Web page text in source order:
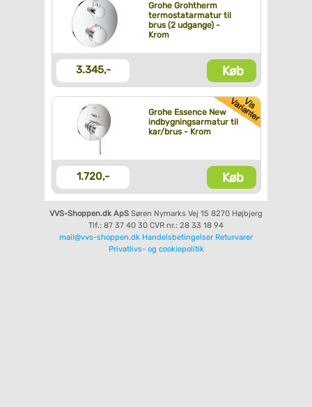
Grohe Grohtherm
termostatarmatur til
brus (2 udgange) -
Krom
3.345,- Køb
Grohe Essence New
indbygningsarmatur til
kar/brus - Krom
1.720,- Køb
VVS-Shoppen.dk ApS Søren Nymarks Vej 15 8270 Højbjerg
Tlf.: 87 37 40 30 CVR nr.: 28 33 18 94
mail@vvs-shoppen.dk Handelsbetingelser Returvarer
Privatlivs- og cookiepolitik